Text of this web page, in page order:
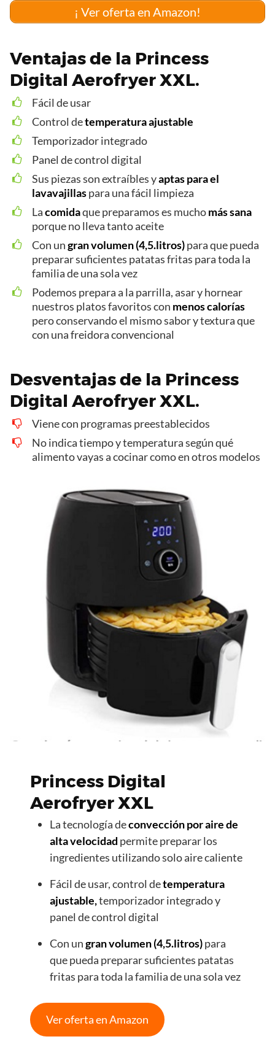
¡ Ver oferta en Amazon!
Ventajas de la Princess
Digital Aerofryer XXL.
Fácil de usar
Control detemperatura ajustable
Temporizador integrado
Panel de control digital
Sus piezas son extraíbles yaptas para el
lavavajillaspara una fácil limpieza
Lacomidaque preparamos es muchomás sana
porque no lleva tanto aceite
Con ungran volumen (4,5.litros)para que pueda
preparar suficientes patatas fritas para toda la
familia de una sola vez
Podemos prepara a la parrilla, asar y hornear
nuestros platos favoritos con menos calorías
pero conservando el mismo sabor y textura que
con una freidora convencional
Desventajas de la Princess
Digital Aerofryer XXL.
Viene con programas preestablecidos
No indica tiempo y temperatura según qué
alimento vayas a cocinar como en otros modelos
Princess Digital
Aerofryer XXL
La tecnología deconvección por aire de
alta velocidad permite preparar los
ingredientes utilizando solo aire caliente
Fácil de usar, control detemperatura
ajustable,temporizador integrado y
panel de control digital
Con ungran volumen (4,5.litros)para
que pueda preparar suficientes patatas
fritas para toda la familia de una sola vez
Ver oferta en Amazon